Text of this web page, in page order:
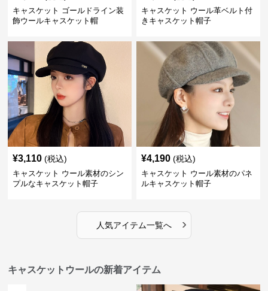
キャスケット ゴールドライン装
飾ウールキャスケット帽
キャスケット ウール革ベルト付
きキャスケット帽子
¥3,110 (税込)
キャスケット ウール素材のシン
プルなキャスケット帽子
¥4,190 (税込)
キャスケット ウール素材のパネ
ルキャスケット帽子
人気アイテム一覧へ ›
キャスケットウールの新着アイテム